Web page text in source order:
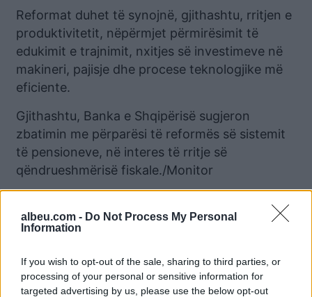
albeu.com - Do Not Process My Personal
Information
If you wish to opt-out of the sale, sharing to third parties, or
processing of your personal or sensitive information for
targeted advertising by us, please use the below opt-out
Reformat duhet të synojnë, gjithashtu, rritjen e
produktivitetit, nëpërmjet përmirësimit të
edukimit e trajnimit, nxitjes së investimeve në
makineri, pajisje dhe procese teknologjike më
eficiente.
Gjithashtu, Banka e Shqipërisë sugjeron
zbatimin me përparësi të reformës së sistemit
të pensioneve, në interes të rritje së
qëndrueshmërisë fiskale./Monitor
Lajme të ngjashme: